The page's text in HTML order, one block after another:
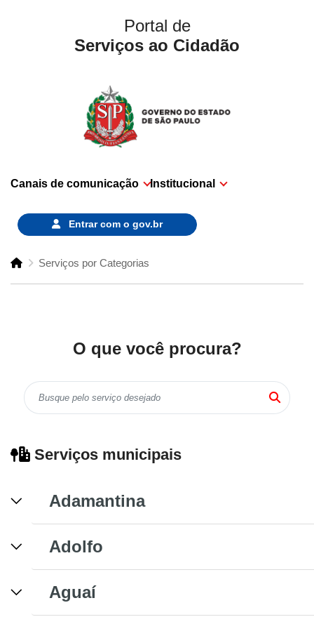
Portal de
Serviços ao Cidadão
Canais de comunicação Institucional
Entrar com o gov.br
Serviços por Categorias
O que você procura?
Serviços municipais
Adamantina
Adolfo
Aguaí